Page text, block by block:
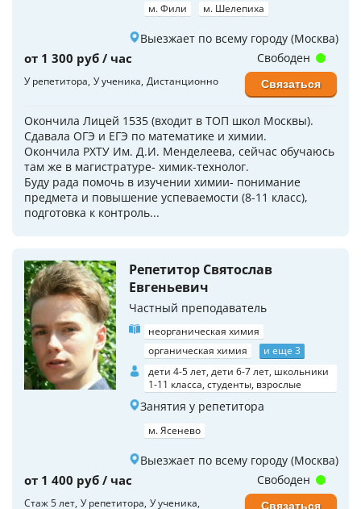
м. Фили м. Шелепиха
Выезжает по всему городу (Москва)
от 1 300 руб / час
У репетитора У ученика Дистанционно
Окончила Лицей 1535 (входит в ТОП школ Москвы).
Сдавала ОГЭ и ЕГЭ по математике и химии.
Окончила РХТУ Им. Д.И. Менделеева, сейчас обучаюсь
там же в магистратуре- химик-технолог.
Буду рада помочь в изучении химии- понимание
предмета и повышение успеваемости (8-11 класс),
подготовка к контроль...
Свободен
Связаться
Репетитор Святослав
Евгеньевич
Частный преподаватель
неорганическая химия
органическая химия
и еще 3
дети 4-5 лет, дети 6-7 лет, школьники
1-11 класса, студенты, взрослые
Занятия у репетитора
м. Ясенево
Выезжает по всему городу (Москва)
от 1 400 руб / час
Стаж 5 лет У репетитора У ученика
Свободен
Связаться